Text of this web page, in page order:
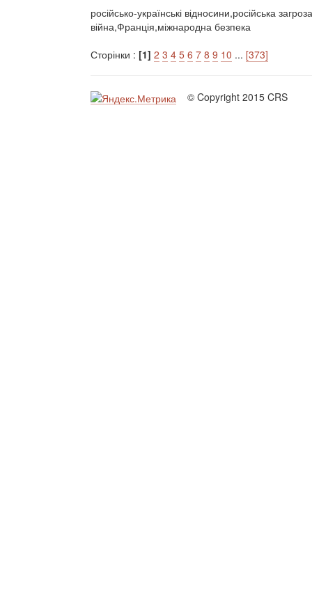
російсько-українські відносини,російська
війна,Франція,міжнародна безпека
Сторінки : [1] 2 3 4 5 6 7 8 9 10 ... [373]
© Copyright 2015 CRS